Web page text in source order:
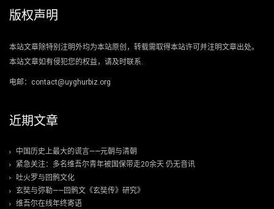
版权声明
本站文章除特别注明外均为本站原创，转载需取得本站许可并注明文章出处。
本站文章如有侵犯您的权益，请及时联系.
电邮：contact@uyghurbiz.org
近期文章
中国历史上最大的谎言——元朝与清朝
紧急关注：多名维吾尔青年被国保带走20余天 仍无音讯
吐火罗与回鹘文化
玄奘与弥勒——回鹘文《玄奘传》研究》
维吾尔在线年终寄语